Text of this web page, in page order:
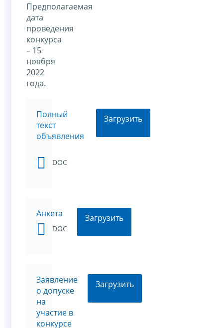
Предполагаемая
дата
проведения
конкурса
– 15
ноября
2022
года.
Полный
текст
объявления
DOC
Загрузить
Анкета
DOC
Загрузить
Заявление
о допуске
на
участие в
конкурсе
Загрузить